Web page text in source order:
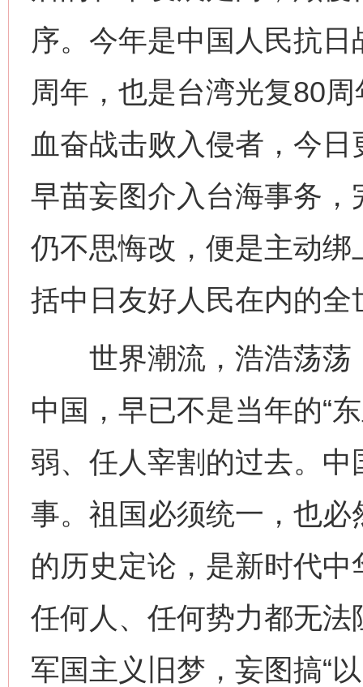
序。今年是中国人民抗
周年，也是台湾光复80
血奋战击败入侵者，今
早苗妄图介入台海事务
仍不思悔改，便是主动
括中日友好人民在内的
世界潮流，浩浩荡荡
中国，早已不是当年的“
弱、任人宰割的过去。
事。祖国必须统一，也
的历史定论，是新时代
任何人、任何势力都无
军国主义旧梦，妄图搞“